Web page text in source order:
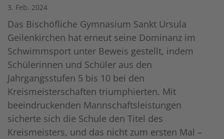
3. Feb. 2024
Das Bischöfliche Gymnasium Sankt Ursula
Geilenkirchen hat erneut seine Dominanz im
Schwimmsport unter Beweis gestellt, indem
Schülerinnen und Schüler aus den
Jahrgangsstufen 5 bis 10 bei den
Kreismeisterschaften triumphierten. Mit
beeindruckenden Mannschaftsleistungen
sicherte sich die Schule den Titel des
Kreismeisters, und das nicht zum ersten Mal –